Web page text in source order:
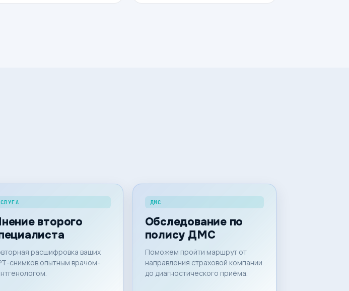
второго
расшифровка ваших
снимков опытным врачом-
ДМС
Обследование по
полису ДМС
Поможем пройти маршрут от
направления страховой компании
до диагностического приёма.